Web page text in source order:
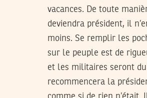
vacances. De toute
deviendra président, il
moins. Se remplir les
sur le peuple est de
et les militaires seront
recommencera la